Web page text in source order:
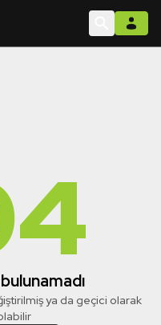
ya da geçici olarak